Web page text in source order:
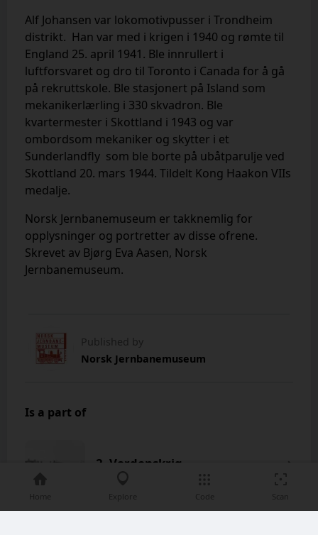
Alf Johansen var lokomotivpusser i Trondheim
distrikt. Han var med i krigen i 1940 og rømte til
England 25. april 1941. Ble innrullert i
luftforsvaret og dro til Toronto i Canada for å gå
på rekruttskole. Ble stasjonert på Island som
mekanikerlærling i 330 skvadron. Ble
kvartermester i Skottland i 1943 og var
ombordsom mekaniker og skytter i et
Sunderlandfly som ble borte på ubåtparulje ved
Skottland 20. mars 1944. Tildelt Kong Haakon VIIs
medalje.
Norsk Jernbanemuseum er takknemlig for
opplysninger og portretter av disse ofrene.
Skrevet av Bjørg Eva Aasen, Norsk
Jernbanemuseum.
Published by
Norsk Jernbanemuseum
Is a part of
2. Verdenskrig
Home Explore Code Scan